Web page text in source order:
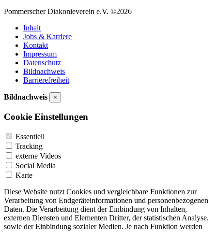
Pommerscher Diakonieverein e.V. ©2026
Inhalt
Jobs & Karriere
Kontakt
Impressum
Datenschutz
Bildnachweis
Barrierefreiheit
Bildnachweis ×
Cookie Einstellungen
Essentiell
Tracking
externe Videos
Social Media
Karte
Diese Website nutzt Cookies und vergleichbare Funktionen zur
Verarbeitung von Endgeräteinformationen und personenbezogenen
Daten. Die Verarbeitung dient der Einbindung von Inhalten,
externen Diensten und Elementen Dritter, der statistischen Analyse,
sowie der Einbindung sozialer Medien. Je nach Funktion werden